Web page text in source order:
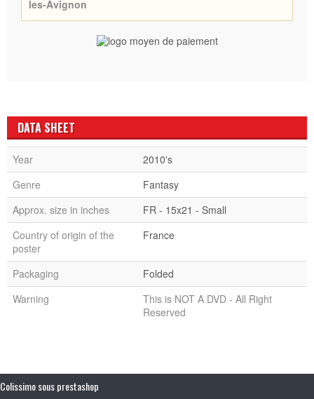
les-Avignon
DATA SHEET
Year
2010's
Genre
Fantasy
Approx. size in inches
FR - 15x21 - Small
Country of origin of the
poster
France
Packaging
Folded
Warning
This is NOT A DVD - All Right
Reserved
Colissimo sous prestashop